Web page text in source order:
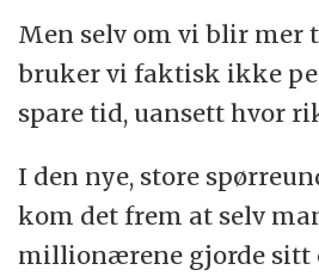
Men selv om vi blir mer
bruker vi faktisk ikke
spare tid, uansett hvor
I den nye, store
kom det frem at selv
millionærene gjorde sitt